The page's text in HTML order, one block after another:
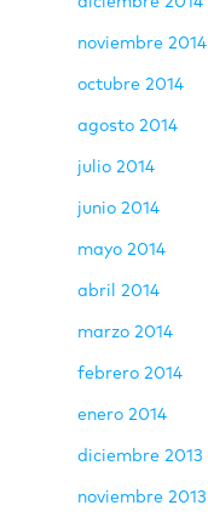
noviembre 2014
octubre 2014
agosto 2014
julio 2014
junio 2014
mayo 2014
abril 2014
marzo 2014
febrero 2014
enero 2014
diciembre 2013
noviembre 2013